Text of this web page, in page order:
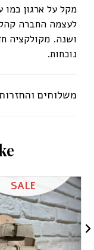
מקל על ארגון כמו
לעצמה החברה
ושנה. מקולקציה
נוכחות.
משלוחים
e
Add
SALE